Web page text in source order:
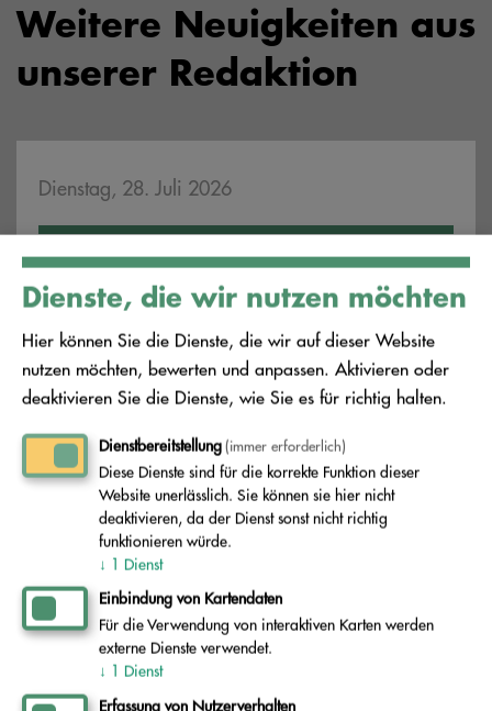
Weitere Neuigkeiten aus
unserer Redaktion
Dienstag, 28. Juli 2026
Bad Liebenwerda: Sammelaktion
"Jeder Stecker zählt!" geht weiter
Artikel lesen
Freitag, 17. Juli 2026
12.09.26: Tag des offenen
Wertstoffhofs in Herzberg
Dienste, die wir nutzen möchten
Hier können Sie die Dienste, die wir auf dieser Website
nutzen möchten, bewerten und anpassen. Aktivieren oder
deaktivieren Sie die Dienste, wie Sie es für richtig halten.
Dienstbereitstellung(immer erforderlich)
Diese Dienste sind für die korrekte Funktion dieser
Website unerlässlich. Sie können sie hier nicht
deaktivieren, da der Dienst sonst nicht richtig
funktionieren würde.
↓ 1 Dienst
Einbindung von Kartendaten
Für die Verwendung von interaktiven Karten werden
externe Dienste verwendet.
↓ 1 Dienst
Erfassung von Nutzerverhalten